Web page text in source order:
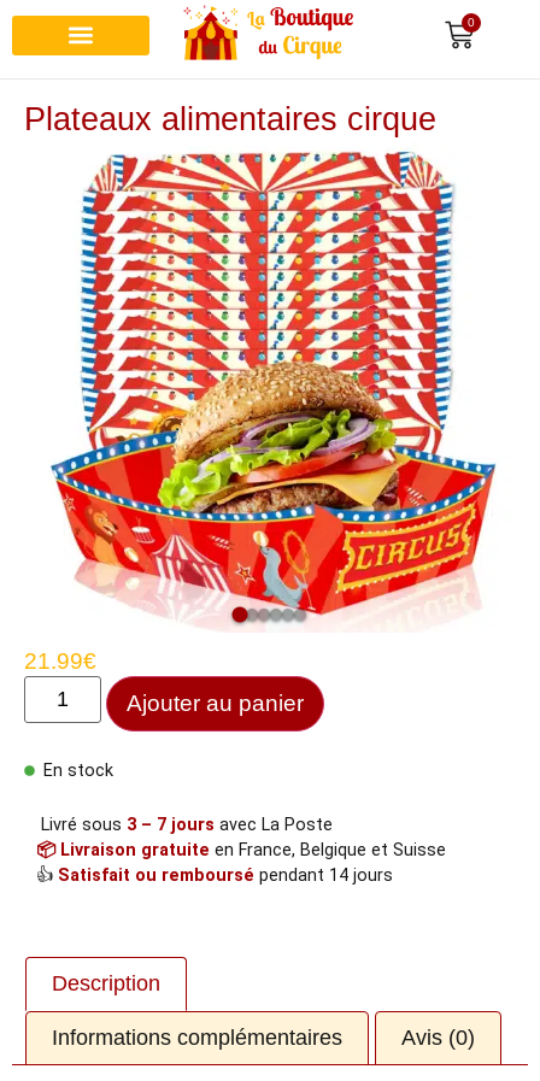
0
Plateaux alimentaires cirque
21.99€
Ajouter au panier
En stock
Livré sous 3 – 7 jours avec La Poste
📦 Livraison gratuite en France, Belgique et Suisse
👍 Satisfait ou remboursé pendant 14 jours
Description
Informations complémentaires Avis (0)